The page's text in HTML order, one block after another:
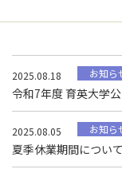
2025.08.18 お知ら
令和7年度 育英大学
2025.08.05 お知ら
夏季休業期間について